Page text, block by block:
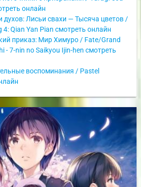
онлайн
духов: Лисьи свахи — Тысяча цветов /
Qian Yan Pian смотреть онлайн
приказ: Мир Химуро / Fate/Grand
- 7-nin no Saikyou Ijin-hen смотреть
воспоминания / Pastel